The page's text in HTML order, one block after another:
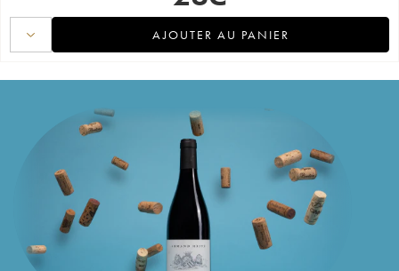
AJOUTER AU PANIER